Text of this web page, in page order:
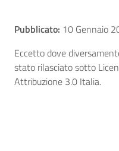
Pubblicato: 10 Gennaio
Eccetto dove
stato rilasciato sotto
Attribuzione 3.0 Italia.